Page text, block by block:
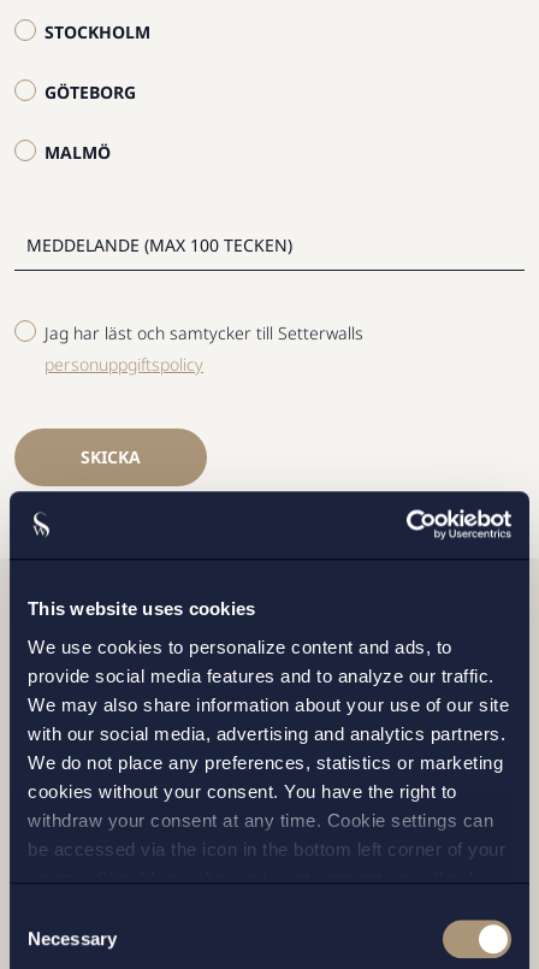
This website uses cookies
We use cookies to personalize content and ads, to
provide social media features and to analyze our traffic.
We may also share information about your use of our site
with our social media, advertising and analytics partners.
We do not place any preferences, statistics or marketing
cookies without your consent. You have the right to
withdraw your consent at any time. Cookie settings can
be accessed via the icon in the bottom left corner of your
screen. Should you choose to not consent we will only
andprivacy policy
for more details on cookies and our
Selection
Necessary
STOCKHOLM
GÖTEBORG
MALMÖ
Jag har läst och samtycker till Setterwalls
personuppgiftspolicy
SKICKA
Relaterade nyheter